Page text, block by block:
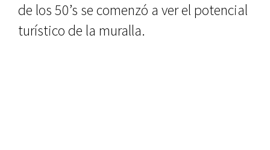
de los 50’s se comenzó a ver el potencial
turístico de la muralla.